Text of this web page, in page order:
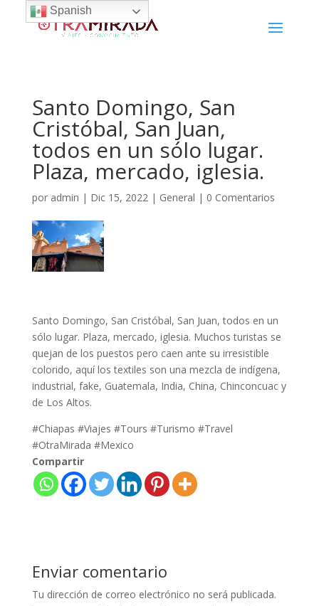
Santo Domingo, San
Cristóbal, San Juan,
todos en un sólo lugar.
Plaza, mercado, iglesia.
por admin | Dic 15, 2022| General | 0 Comentarios
Santo Domingo, San Cristóbal, San Juan, todos en un
sólo lugar. Plaza, mercado, iglesia. Muchos turistas se
quejan de los puestos pero caen ante su irresistible
colorido, aquí los textiles son una mezcla de indígena,
industrial, fake, Guatemala, India, China, Chinconcuac y
de Los Altos.
#Chiapas #Viajes #Tours #Turismo #Travel
#OtraMirada #Mexico
Compartir
Enviar comentario
Tu dirección de correo electrónico no será publicada.
Spanish